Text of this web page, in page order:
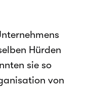
Hürden
sie so
von